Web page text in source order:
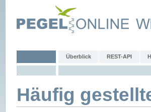
Überblick REST-API
Häufig